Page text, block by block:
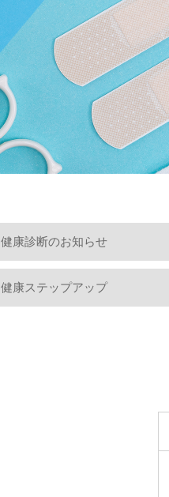
健康診断のお知らせ
健康ステップアップ